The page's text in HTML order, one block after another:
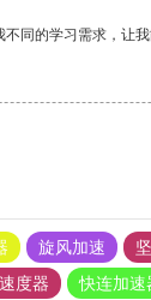
同的学习需求，让我
旋风加速
度器 快连加速